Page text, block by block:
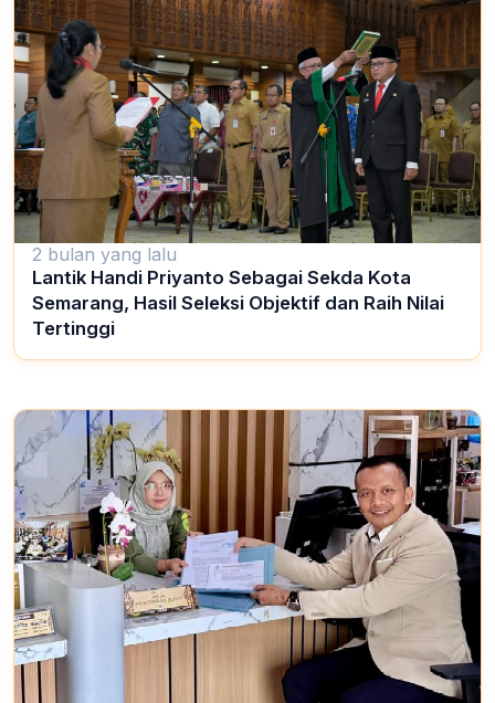
2 bulan yang lalu
Lantik Handi Priyanto Sebagai Sekda Kota
Semarang, Hasil Seleksi Objektif dan Raih Nilai
Tertinggi